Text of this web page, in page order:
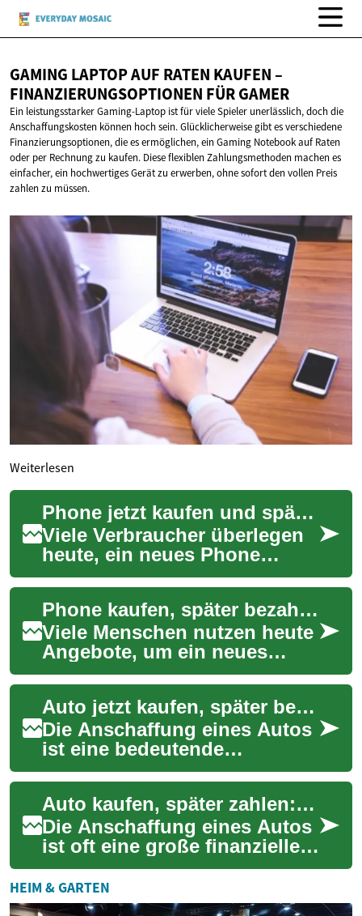
GAMING LAPTOP AUF RATEN KAUFEN –
FINANZIERUNGSOPTIONEN FÜR GAMER
Ein leistungsstarker Gaming-Laptop ist für viele Spieler unerlässlich, doch die
Anschaffungskosten können hoch sein. Glücklicherweise gibt es verschiedene
Finanzierungsoptionen, die es ermöglichen, ein Gaming Notebook auf Raten
oder per Rechnung zu kaufen. Diese flexiblen Zahlungsmethoden machen es
einfacher, ein hochwertiges Gerät zu erwerben, ohne sofort den vollen Preis
zahlen zu müssen.
Weiterlesen
Phone jetzt kaufen und später bezahlen: Optionen und Kosten
Viele Verbraucher überlegen
heute, ein neues Phone
sofort zu bekommen, aber die
Zahlung aufzuteilen. Das
Konzept "Buy...
Phone kaufen, später bezahlen: Optionen, Kosten und Hinweise
Viele Menschen nutzen heute
Angebote, um ein neues
Phone zu kaufen und die
Kosten auf mehrere Monate
zu verteilen. So...
Auto jetzt kaufen, später bezahlen: Flexible Finanzierungsoptionen für Ihren Fahrzeugkauf
Die Anschaffung eines Autos
ist eine bedeutende
finanzielle Entscheidung, die
nicht jeder sofort stemmen
kann. Glückl...
Auto kaufen, später zahlen: Flexible Finanzierungsoptionen für Ihren Traumwagen
Die Anschaffung eines Autos
ist oft eine große finanzielle
Entscheidung, die nicht jeder
sofort stemmen kann. "Buy
Ca...
HEIM & GARTEN